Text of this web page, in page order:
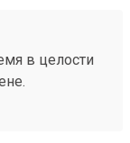
в целости